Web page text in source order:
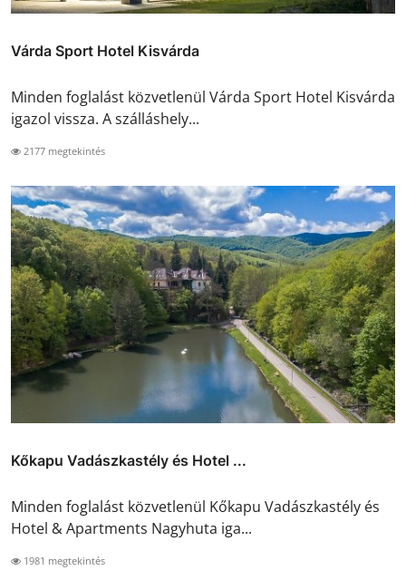
Várda Sport Hotel Kisvárda
Minden foglalást közvetlenül Várda Sport Hotel Kisvárda
igazol vissza. A szálláshely...
2177 megtekintés
Kőkapu Vadászkastély és Hotel ...
Minden foglalást közvetlenül Kőkapu Vadászkastély és
Hotel & Apartments Nagyhuta iga...
1981 megtekintés